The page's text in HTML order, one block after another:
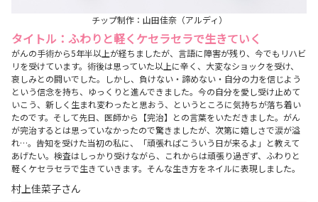
チップ制作：山田佳奈（アルディ）
タイトル：ふわりと軽くケセラセラで生きていく
がんの手術から5年半以上が経ちましたが、言語に障害が残り、今でもリハビ
リを受けています。術後は思っていた以上に辛く、大変なショックを受け、
哀しみとの闘いでした。しかし、負けない・諦めない・自分の力を信じよう
という信念を持ち、ゆっくりと進んできました。今の自分を愛し受け止めて
いこう、新しく生まれ変わったと思おう、というところに気持ちが落ち着い
たのです。そして先日、医師から【完治】との言葉をいただきました。がん
が完治するとは思っていなかったので驚きましたが、次第に嬉しさで涙が溢
れ…。告知を受けた当初の私に、「頑張ればこういう日が来るよ」と教えて
あげたい。検査はしっかり受けながら、これからは頑張り過ぎず、ふわりと
軽くケセラセラで生きていきます。そんな生き方をネイルに表現しました。
村上佳菜子さん